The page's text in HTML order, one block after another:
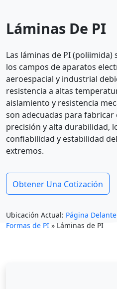
Láminas De PI
Las láminas de PI
los campos de aparatos
aeroespacial y industrial
resistencia a altas
aislamiento y resistencia
son adecuadas para
precisión y alta durabilidad,
confiabilidad y estabilidad
extremos.
Obtener Una Cotización
Ubicación Actual: Página
Formas de PI » Láminas de PI